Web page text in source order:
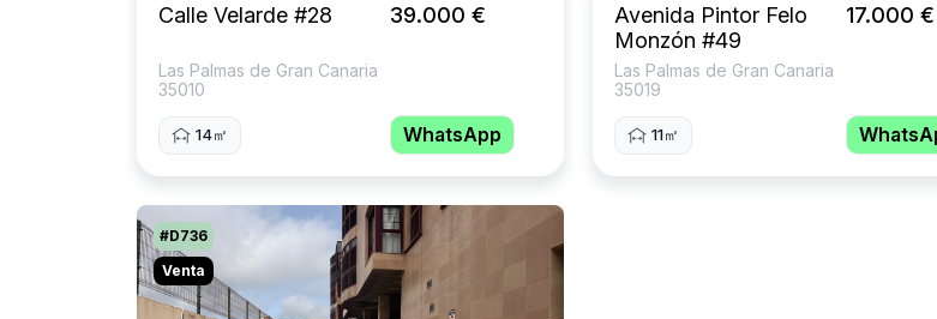
Calle Velarde #28
Las Palmas de Gran Canaria
35010
14㎡
39.000 €
WhatsApp
Avenida Pintor Felo
Monzón #49
Las Palmas de Gran Canaria
35019
11㎡
17.000 €
#D736
Venta